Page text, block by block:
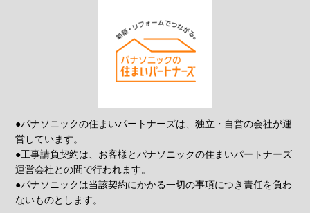
●パナソニックの住まいパートナーズは、独立・自営の会社が運
営しています。
●工事請負契約は、お客様とパナソニックの住まいパートナーズ
運営会社との間で行われます。
●パナソニックは当該契約にかかる一切の事項につき責任を負わ
ないものとします。